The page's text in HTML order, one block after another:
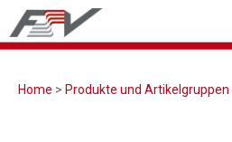
Home > Produkte und Artikelgruppen